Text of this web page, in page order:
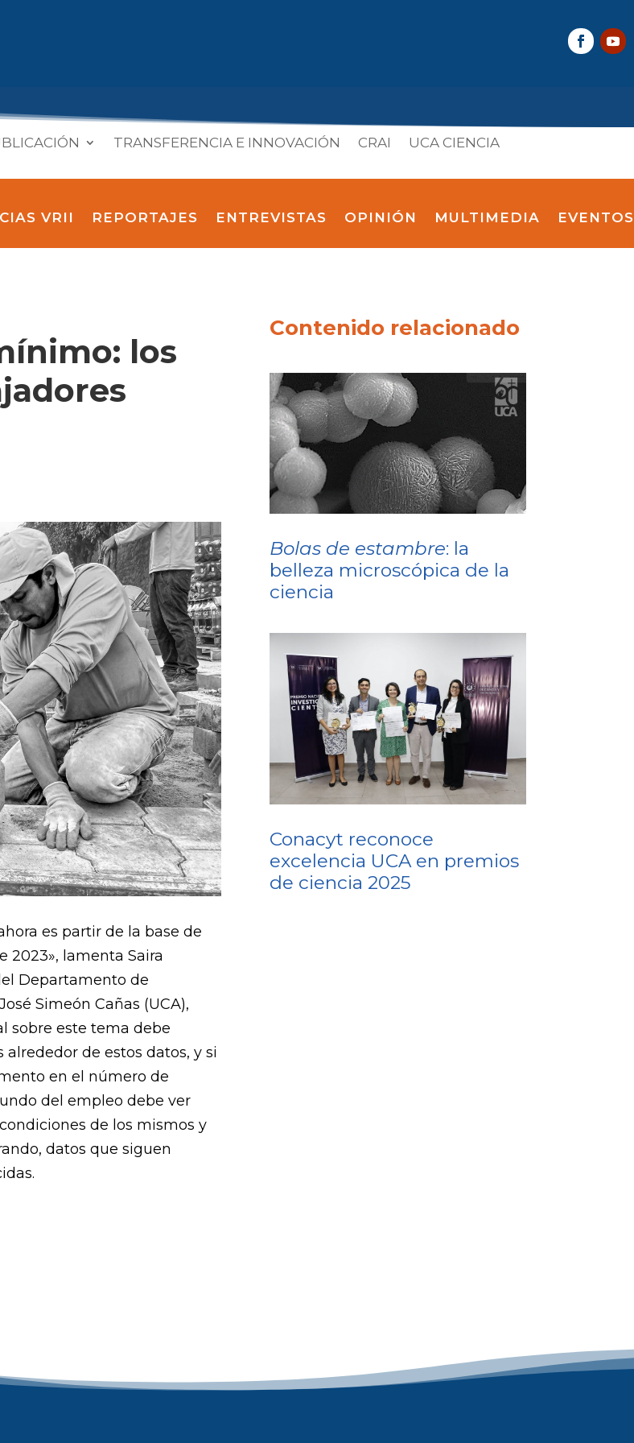
TRANSFERENCIA E INNOVACIÓN CRAI UCA CIENCIA
VRII REPORTAJES ENTREVISTAS OPINIÓN MULTIMEDIA EVENTOS
los
es partir de la base de
2023», lamenta Saira
Departamento de
Simeón Cañas (UCA),
sobre este tema debe
de estos datos, y si
en el número de
del empleo debe ver
de los mismos y
datos que siguen
Contenido relacionado
Bolas de estambre: la
belleza microscópica de la
ciencia
Conacyt reconoce
excelencia UCA en premios
de ciencia 2025